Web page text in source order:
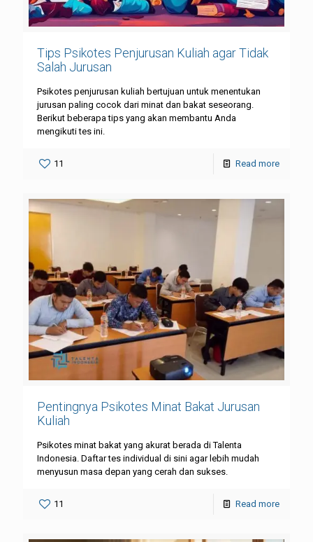
Tips Psikotes Penjurusan Kuliah agar Tidak
Salah Jurusan
Psikotes penjurusan kuliah bertujuan untuk menentukan
jurusan paling cocok dari minat dan bakat seseorang.
Berikut beberapa tips yang akan membantu Anda
mengikuti tes ini.
11 Read more
Pentingnya Psikotes Minat Bakat Jurusan
Kuliah
Psikotes minat bakat yang akurat berada di Talenta
Indonesia. Daftar tes individual di sini agar lebih mudah
menyusun masa depan yang cerah dan sukses.
11 Read more